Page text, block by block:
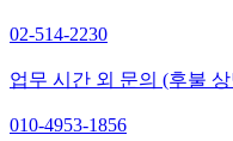
02-514-2230
업무 시간 외 문의 (후불
010-4953-1856